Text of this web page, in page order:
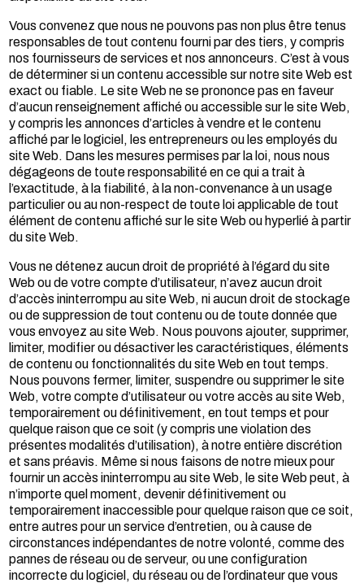
Vous convenez que nous ne pouvons pas non plus être tenus
responsables de tout contenu fourni par des tiers, y compris
nos fournisseurs de services et nos annonceurs. C’est à vous
de déterminer si un contenu accessible sur notre site Web est
exact ou fiable. Le site Web ne se prononce pas en faveur
d’aucun renseignement affiché ou accessible sur le site Web,
y compris les annonces d’articles à vendre et le contenu
affiché par le logiciel, les entrepreneurs ou les employés du
site Web. Dans les mesures permises par la loi, nous nous
dégageons de toute responsabilité en ce qui a trait à
l’exactitude, à la fiabilité, à la non-convenance à un usage
particulier ou au non-respect de toute loi applicable de tout
élément de contenu affiché sur le site Web ou hyperlié à partir
du site Web.
Vous ne détenez aucun droit de propriété à l’égard du site
Web ou de votre compte d’utilisateur, n’avez aucun droit
d’accès ininterrompu au site Web, ni aucun droit de stockage
ou de suppression de tout contenu ou de toute donnée que
vous envoyez au site Web. Nous pouvons ajouter, supprimer,
limiter, modifier ou désactiver les caractéristiques, éléments
de contenu ou fonctionnalités du site Web en tout temps.
Nous pouvons fermer, limiter, suspendre ou supprimer le site
Web, votre compte d’utilisateur ou votre accès au site Web,
temporairement ou définitivement, en tout temps et pour
quelque raison que ce soit (y compris une violation des
présentes modalités d’utilisation), à notre entière discrétion
et sans préavis. Même si nous faisons de notre mieux pour
fournir un accès ininterrompu au site Web, le site Web peut, à
n’importe quel moment, devenir définitivement ou
temporairement inaccessible pour quelque raison que ce soit,
entre autres pour un service d’entretien, ou à cause de
circonstances indépendantes de notre volonté, comme des
pannes de réseau ou de serveur, ou une configuration
incorrecte du logiciel, du réseau ou de l’ordinateur que vous